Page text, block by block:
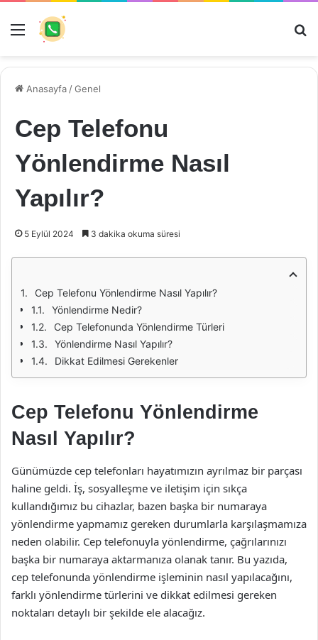
Menü
Anasayfa /Genel
Cep Telefonu
Yönlendirme Nasıl
Yapılır?
5 Eylül 2024 3 dakika okuma süresi
Cep Telefonu Yönlendirme Nasıl Yapılır?
Yönlendirme Nedir?
Cep Telefonunda Yönlendirme Türleri
Yönlendirme Nasıl Yapılır?
Dikkat Edilmesi Gerekenler
Cep Telefonu Yönlendirme
Nasıl Yapılır?
Günümüzde cep telefonları hayatımızın ayrılmaz bir parçası
haline geldi. İş, sosyalleşme ve iletişim için sıkça
kullandığımız bu cihazlar, bazen başka bir numaraya
yönlendirme yapmamız gereken durumlarla karşılaşmamıza
neden olabilir. Cep telefonuyla yönlendirme, çağrılarınızı
başka bir numaraya aktarmanıza olanak tanır. Bu yazıda,
cep telefonunda yönlendirme işleminin nasıl yapılacağını,
farklı yönlendirme türlerini ve dikkat edilmesi gereken
noktaları detaylı bir şekilde ele alacağız.